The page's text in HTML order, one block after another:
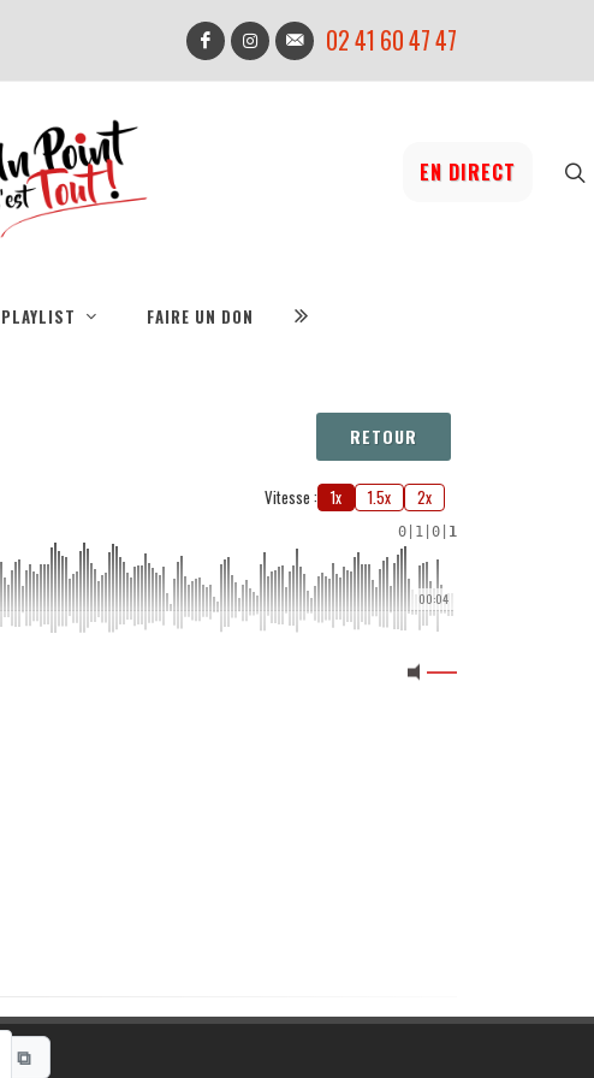
02 41 60 47 47
EN DIRECT
PLAYLIST FAIRE UN DON
RETOUR
Vitesse : 1x 1.5x 2x
0 1 0 1
00:04
⧉